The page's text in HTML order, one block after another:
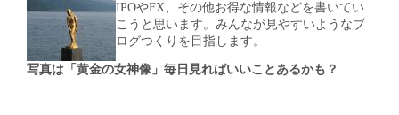
IPOやFX、その他お得な情報などを書いてい
こうと思います。みんなが見やすいようなブ
ログつくりを目指します。
写真は「黄金の女神像」毎日見ればいいことあるかも？